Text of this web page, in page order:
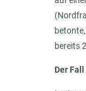
bereits
Der